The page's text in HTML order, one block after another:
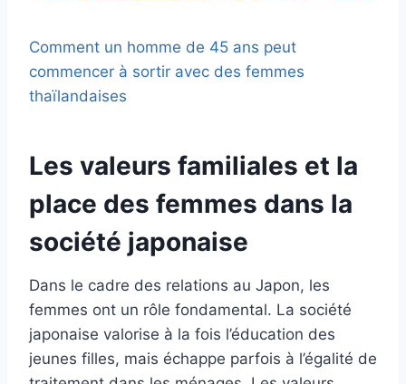
Comment un homme de 45 ans peut
commencer à sortir avec des femmes
thaïlandaises
Les valeurs familiales et la
place des femmes dans la
société japonaise
Dans le cadre des relations au Japon, les
femmes ont un rôle fondamental. La société
japonaise valorise à la fois l’éducation des
jeunes filles, mais échappe parfois à l’égalité de